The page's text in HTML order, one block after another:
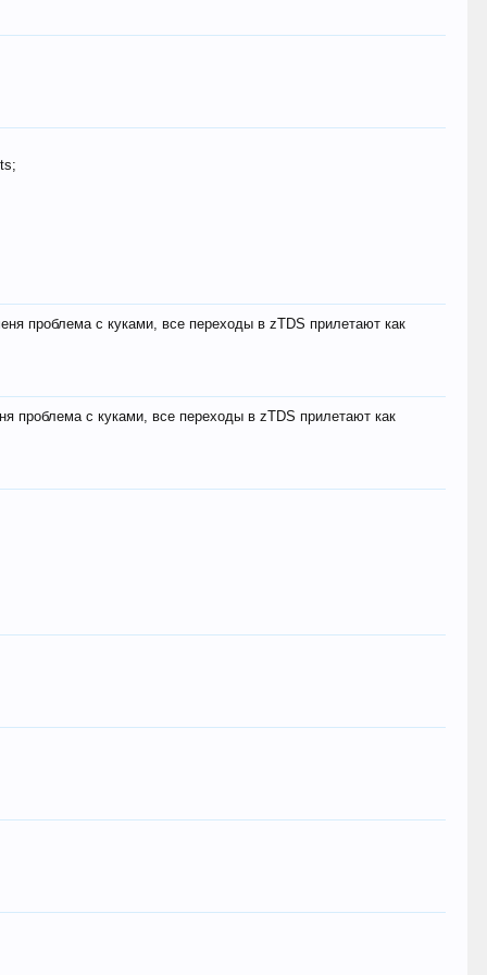
проблема с куками, все переходы в zTDS прилетают как
проблема с куками, все переходы в zTDS прилетают как